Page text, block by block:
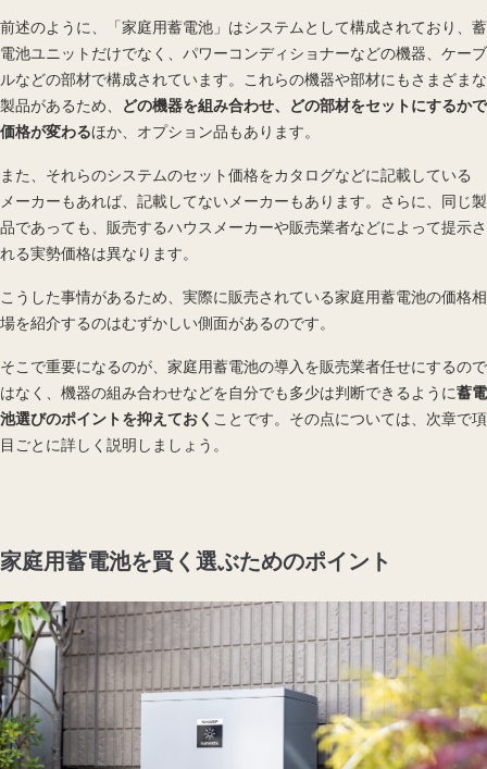
前述のように、「家庭用蓄電池」はシステムとして構成されており、蓄
電池ユニットだけでなく、パワーコンディショナーなどの機器、ケーブ
ルなどの部材で構成されています。これらの機器や部材にもさまざまな
製品があるため、
どの機器を組み合わせ、どの部材をセットにするかで
価格が変わるほか、オプション品もあります。
また、それらのシステムのセット価格をカタログなどに記載している
メーカーもあれば、記載してないメーカーもあります。さらに、同じ製
品であっても、販売するハウスメーカーや販売業者などによって提示さ
れる実勢価格は異なります。
こうした事情があるため、実際に販売されている家庭用蓄電池の価格相
場を紹介するのはむずかしい側面があるのです。
そこで重要になるのが、家庭用蓄電池の導入を販売業者任せにするので
はなく、機器の組み合わせなどを自分でも多少は判断できるように蓄電
池選びのポイントを抑えておく ことです。その点については、次章で項
目ごとに詳しく説明しましょう。
家庭用蓄電池を賢く選ぶためのポイント